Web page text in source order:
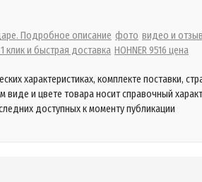
Подробное описание фото видео и
клик и быстрая доставка HOHNER 9516 цена
характеристиках, комплекте поставки,
виде и цвете товара носит справочный
доступных к моменту публикации